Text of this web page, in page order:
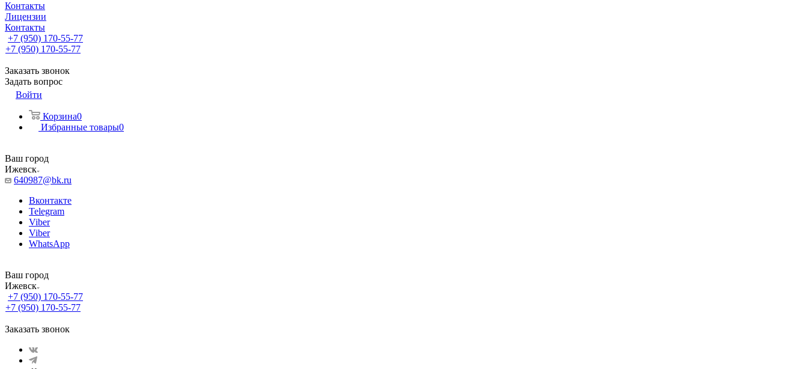
Контакты
Лицензии
Контакты
+7 (950) 170-55-77
+7 (950) 170-55-77
Заказать звонок
Задать вопрос
Войти
Корзина0
Избранные товары0
Ваш город
Ижевск
640987@bk.ru
Вконтакте
Telegram
Viber
Viber
WhatsApp
Ваш город
Ижевск
+7 (950) 170-55-77
+7 (950) 170-55-77
Заказать звонок